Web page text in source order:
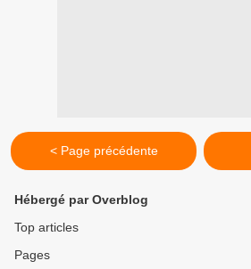
< Page précédente
Hébergé par Overblog
Top articles
Pages